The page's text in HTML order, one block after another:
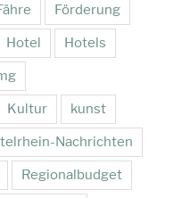
Förderung
Hotel Hotels
Kultur kunst
Nachrichten
Regionalbudget